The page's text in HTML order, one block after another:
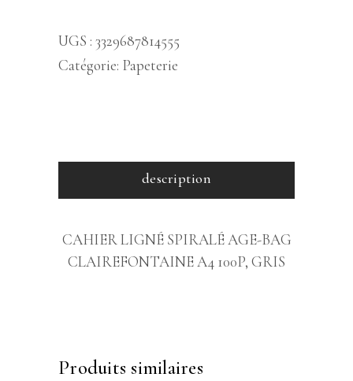
UGS : 3329687814555
Catégorie: Papeterie
description
CAHIER LIGNÉ SPIRALÉ AGE-BAG
CLAIREFONTAINE A4 100P, GRIS
Produits similaires